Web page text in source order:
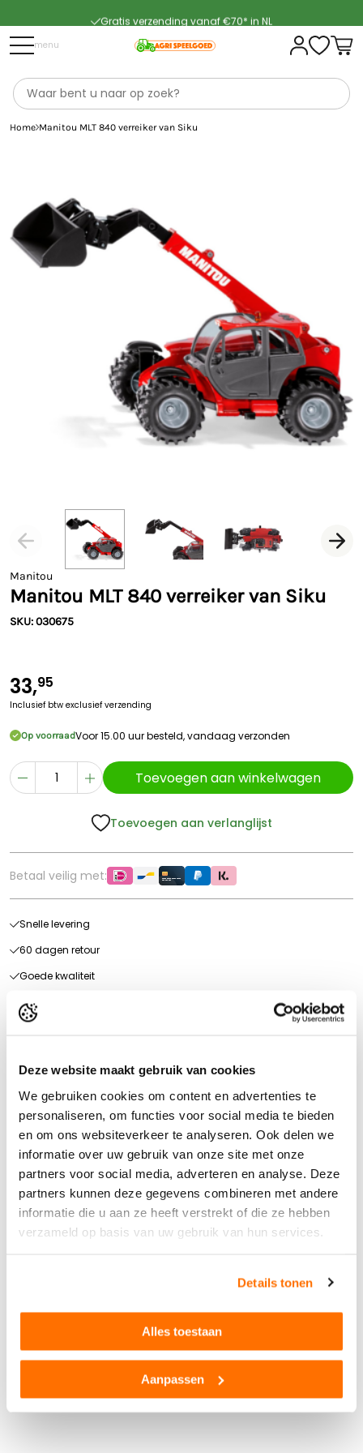
Deze website maakt gebruik van cookies
We gebruiken cookies om content en advertenties te
personaliseren, om functies voor social media te bieden
en om ons websiteverkeer te analyseren. Ook delen we
informatie over uw gebruik van onze site met onze
partners voor social media, adverteren en analyse. Deze
partners kunnen deze gegevens combineren met andere
informatie die u aan ze heeft verstrekt of die ze hebben
verzameld op basis van uw gebruik van hun services.
Details tonen
Alles toestaan
Aanpassen
Snelle levering
menu
Home Manitou MLT 840 verreiker van Siku
Manitou
Manitou MLT 840 verreiker van Siku
SKU: 030675
33,95
Inclusief btw exclusief verzending
Op voorraadVoor 15.00 uur besteld, vandaag verzonden
Toevoegen aan winkelwagen
Toevoegen aan verlanglijst
Betaal veilig met:
Snelle levering
60 dagen retour
Goede kwaliteit
Gratis verzending vanaf €70* in NL
Super realistisch en in detail nagemaakt naar het orgineel
Net echt door uitschuifbare arm & verwisselbare bak
Duurzaam ontwerp, gemaakt van hoge kwaliteit metaal
Ook prachtig voor de vitrinekast voor verzamelaars
Niet geschikt om buiten mee te spelen
Product beschrijving
De MLT 840-115 PS is een verreiker die is ontworpen voor
landbouwwerkzaamheden. Banden met grof profiel, een
hoge bodemvrijheid, een uitstekende tractie en een hoog
hydraulisch vermogen maken deze verreiker tot de
duurzaam en hoogwaardig metaal, kunststof en
uitschuifbare arm, verwijderbare en de verwisselbare
bak aan de voorzijde
Gedetailleerde MLT840-verreiker van het merk Manitou
Lees de volledige beschrijving